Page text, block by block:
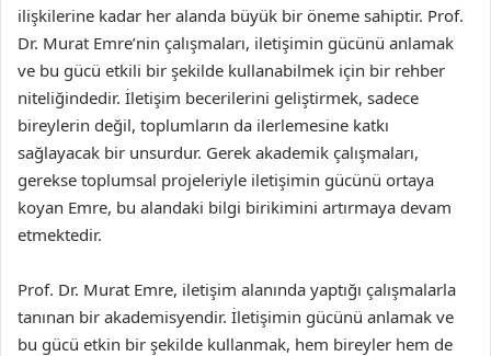
ilişkilerine kadar her alanda büyük bir öneme sahiptir. Prof.
Dr. Murat Emre’nin çalışmaları, iletişimin gücünü anlamak
ve bu gücü etkili bir şekilde kullanabilmek için bir rehber
niteliğindedir. İletişim becerilerini geliştirmek, sadece
bireylerin değil, toplumların da ilerlemesine katkı
sağlayacak bir unsurdur. Gerek akademik çalışmaları,
gerekse toplumsal projeleriyle iletişimin gücünü ortaya
koyan Emre, bu alandaki bilgi birikimini artırmaya devam
etmektedir.
Prof. Dr. Murat Emre, iletişim alanında yaptığı çalışmalarla
tanınan bir akademisyendir. İletişimin gücünü anlamak ve
bu gücü etkin bir şekilde kullanmak, hem bireyler hem de